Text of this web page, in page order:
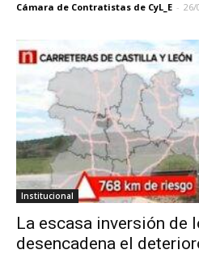
Cámara de Contratistas de CyL_E - 26/
Institucional
La escasa inversión de
desencadena el